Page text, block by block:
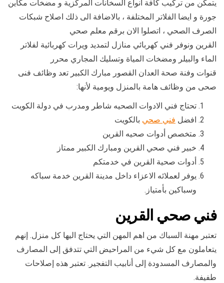
يتمكن من تركيب كافة انواع السخانات المركزية و مضخات مكاين
جورة و ايضا الفلاتر المختلفة ، بالاضافة الى ذلك اصلاح شبكات
الصرف الصحي ، اتصلوا الان برقم معلم صحي
القرين ونوفر فني كهربائي منازل لتمديد ويرات كهربائية لفلاتر
الماء والبيلر ومضخات المياة وتسليك المجاري محرر
قنوات وفنة صحة العدان القصور مبارك الكبير تعد وظائف فنى
صحى من وظائف هامة بالمنزل ويومية لأنها:
تحتاج فني الادوات الصحيه شاطر ومدرب في دولة الكويت
افضل فني صحي بالكويت
متخصص أدوات صحيه القرين
خبير فني صحي القرين ومبارك الكبير ممتاز
أدوات صحية القرين في خدمتكم
يوفر لعملائه الاعزاء داخل مدينة القرين خدمة سباكه
وسباكين بأمتياز.
فني صحي القرين
تعتبر مهنة السباك من اهم المهن التي يحتاج اليها كل منزل. إنهم
يتعاملون مع كل شيء من المراحيض التي تتدفق إلى المصارف
والمصارف المسدودة إلى أنابيب التفجير. تعتبر هذه إصلاحات
طفيفة.